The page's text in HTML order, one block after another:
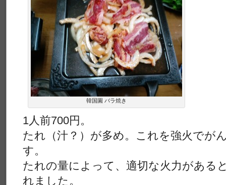
韓国園 バラ焼き
1人前700円。
たれ（汁？）が多め。これを強火でが
す。
たれの量によって、適切な火力がある
れました。